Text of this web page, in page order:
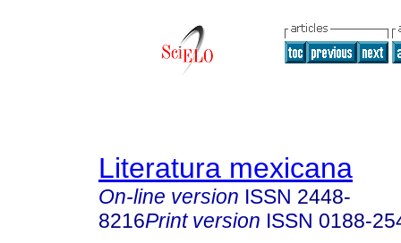
Literatura mexicana
On-line version ISSN 2448-
8216Print version ISSN 0188-